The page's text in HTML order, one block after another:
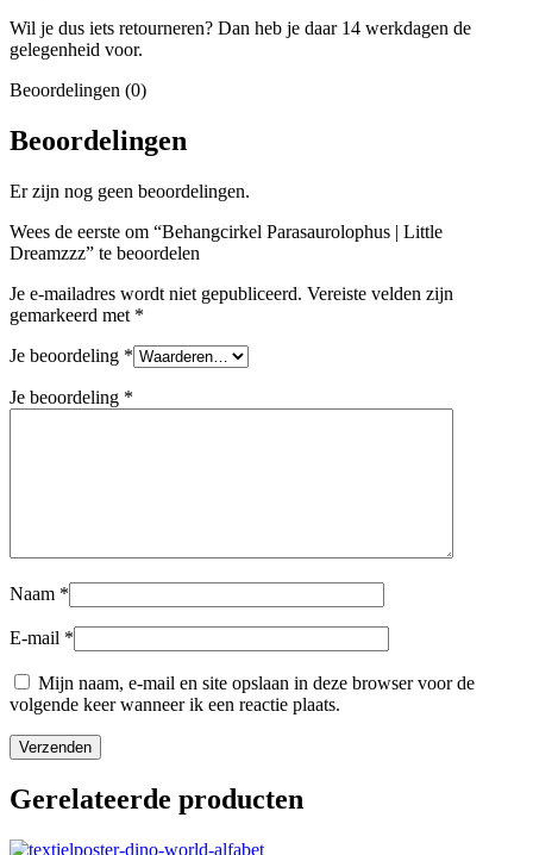
Wil je dus iets retourneren? Dan heb je daar 14 werkdagen de
gelegenheid voor.
Beoordelingen (0)
Beoordelingen
Er zijn nog geen beoordelingen.
Wees de eerste om “Behangcirkel Parasaurolophus | Little
Dreamzzz” te beoordelen
Je e-mailadres wordt niet gepubliceerd. Vereiste velden zijn
gemarkeerd met *
Je beoordeling *
Je beoordeling *
Naam *
E-mail *
Mijn naam, e-mail en site opslaan in deze browser voor de
volgende keer wanneer ik een reactie plaats.
Gerelateerde producten